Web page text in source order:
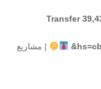
| مشاريع